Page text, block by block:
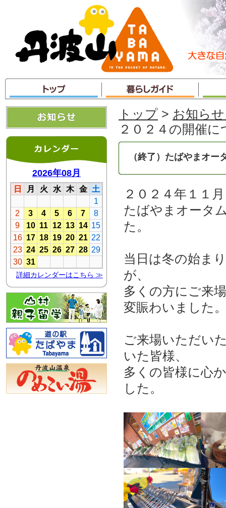
ャ
ン
プ
トップ > お知ら
２０２４の開催に
（終了）たばやまオ
２０２４年１１
たばやまオータ
た。
当日は冬の始ま
が、
多くの方にご来
変賑わいました
ご来場いただい
いた皆様、
多くの皆様に心
した。